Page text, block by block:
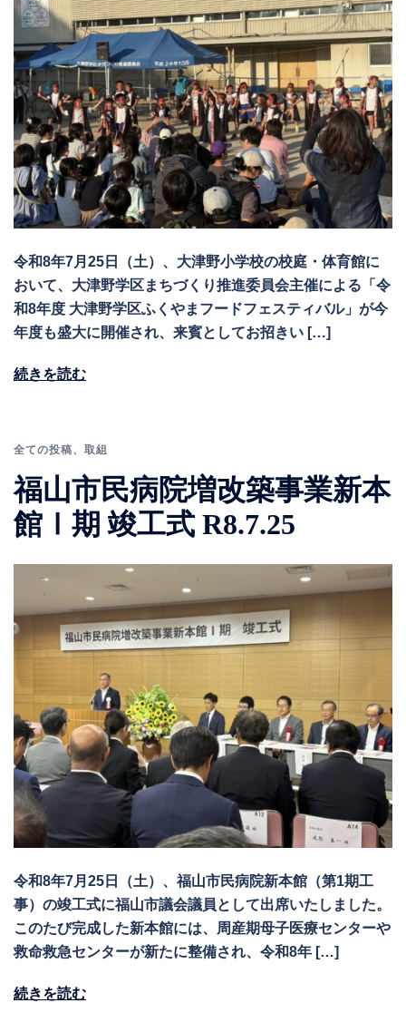
令和8年7月25日（土）、大津野小学校の校庭・体育館に
おいて、大津野学区まちづくり推進委員会主催による「令
和8年度 大津野学区ふくやまフードフェスティバル」が今
年度も盛大に開催され、来賓としてお招きい […]
続きを読む
全ての投稿、 取組
福山市民病院増改築事業新本
館Ⅰ期 竣工式 R8.7.25
令和8年7月25日（土）、福山市民病院新本館（第1期工
事）の竣工式に福山市議会議員として出席いたしました。
このたび完成した新本館には、周産期母子医療センターや
救命救急センターが新たに整備され、令和8年 […]
続きを読む